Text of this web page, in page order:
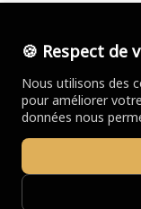
🍪 Respect de
Nous utilisons des
pour améliorer
données nous